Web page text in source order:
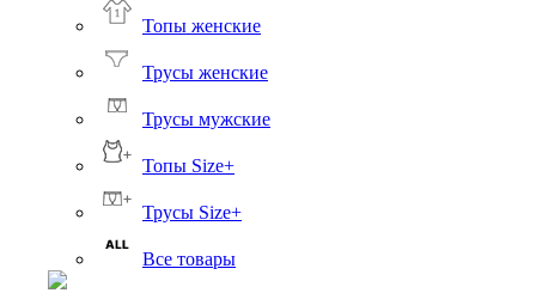
Топы женские
Трусы женские
Трусы мужские
Топы Size+
Трусы Size+
Все товары